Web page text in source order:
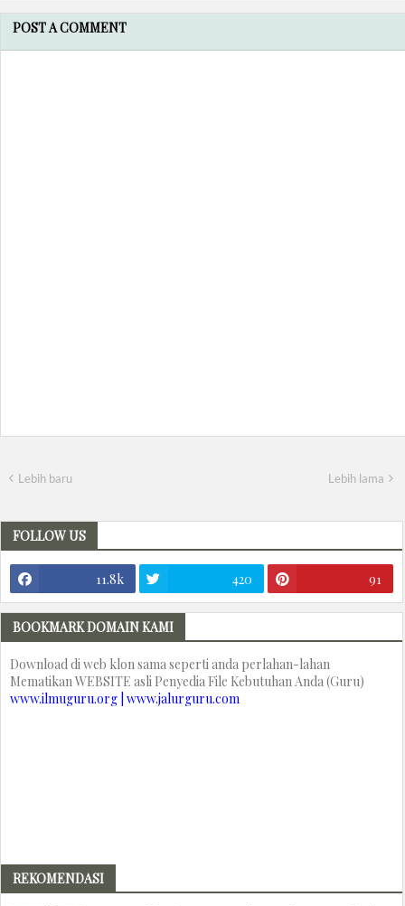
POST A COMMENT
Lebih baru Lebih lama
FOLLOW US
11.8k 420 91
BOOKMARK DOMAIN KAMI
Download di web klon sama seperti anda perlahan-lahan
Mematikan WEBSITE asli Penyedia File Kebutuhan Anda (Guru)
www.ilmuguru.org | www.jalurguru.com
REKOMENDASI